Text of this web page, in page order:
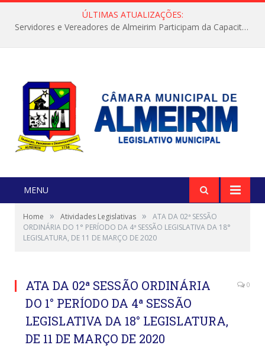
ÚLTIMAS ATUALIZAÇÕES:
Servidores e Vereadores de Almeirim Participam da Capacitação “Orientar é a Nossa Missão”
MENU
Home » Atividades Legislativas »
ATA DA 02ª SESSÃO
ORDINÁRIA DO 1° PERÍODO DA 4ª SESSÃO LEGISLATIVA DA 18°
LEGISLATURA, DE 11 DE MARÇO DE 2020
ATA DA 02ª SESSÃO ORDINÁRIA
DO 1° PERÍODO DA 4ª SESSÃO
LEGISLATIVA DA 18° LEGISLATURA,
DE 11 DE MARÇO DE 2020
0